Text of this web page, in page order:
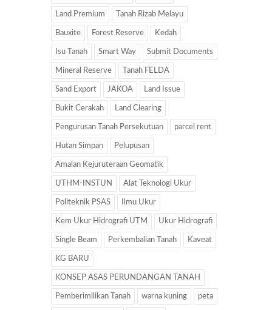
Land Premium Tanah Rizab Melayu
Bauxite Forest Reserve Kedah
Isu Tanah Smart Way Submit Documents
Mineral Reserve Tanah FELDA
Sand Export JAKOA Land Issue
Bukit Cerakah Land Clearing
Pengurusan Tanah Persekutuan parcel rent
Hutan Simpan Pelupusan
Amalan Kejuruteraan Geomatik
UTHM-INSTUN Alat Teknologi Ukur
Politeknik PSAS Ilmu Ukur
Kem Ukur Hidrografi UTM Ukur Hidrografi
Single Beam Perkembalian Tanah Kaveat
KG BARU
KONSEP ASAS PERUNDANGAN TANAH
Pemberimilikan Tanah warna kuning peta